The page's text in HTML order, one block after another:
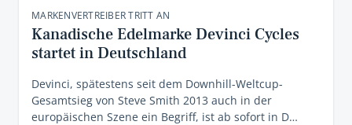
MARKENVERTREIBER TRITT AN
Kanadische Edelmarke Devinci Cycles
startet in Deutschland
Devinci, spätestens seit dem Downhill-Weltcup-
Gesamtsieg von Steve Smith 2013 auch in der
europäischen Szene ein Begriff, ist ab sofort in D…